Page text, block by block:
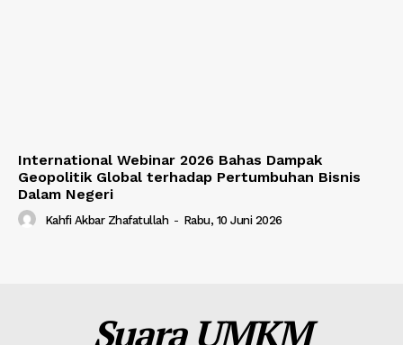
International Webinar 2026 Bahas Dampak
Geopolitik Global terhadap Pertumbuhan Bisnis
Dalam Negeri
Kahfi Akbar Zhafatullah - Rabu, 10 Juni 2026
Suara UMKM